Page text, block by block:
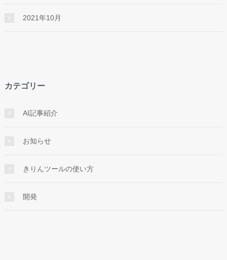
2021年10月
カテゴリー
AI記事紹介
お知らせ
きりんツールの使い方
開発